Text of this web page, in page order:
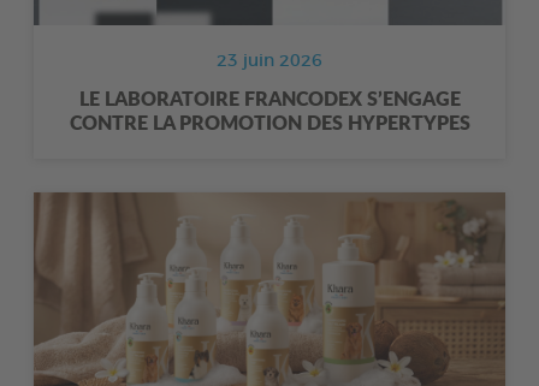
23 juin 2026
LE LABORATOIRE FRANCODEX S’ENGAGE
CONTRE LA PROMOTION DES HYPERTYPES